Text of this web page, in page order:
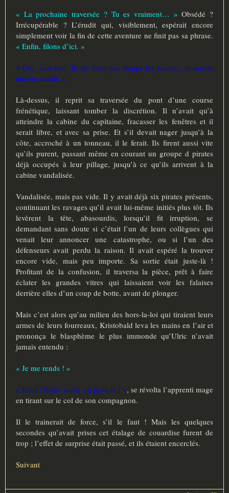
« La prochaine traversée ? Tu es vraiment… » Obsédé ?
Irrécupérable ? L’érudit qui, visiblement, espérait encore
simplement voir la fin de cette aventure ne finit pas sa phrase.
« Enfin, filons d’ici. »
« Oui, suis-moi. Ils ne t’ont pas frappé les jambes, tu sauras
encore courir. »
Là-dessus, il reprit sa traversée du pont d’une course
frénétique, laissant tomber la discrétion. Il n’avait qu’à
atteindre la cabine du capitaine, fracasser les fenêtres et il
serait libre, et avec sa prise. Et s’il devait nager jusqu’à la
côte, accroché à un tonneau, il le ferait. Ils firent aussi vite
qu’ils purent, passant même en courant un groupe d pirates
déjà occupés à leur pillage, jusqu’à ce qu’ils arrivent à la
cabine vandalisée.
Vandalisée, mais pas vide. Il y avait déjà six pirates présents,
continuant les ravages qu’il avait lui-même initiés plus tôt. Ils
levèrent la tête, abasourdis, lorsqu’il fit irruption, se
demandant sans doute si c’était l’un de leurs collègues qui
venait leur annoncer une catastrophe, ou si l’un des
défenseurs avait perdu la raison. Il avait espéré la trouver
encore vide, mais peu importe. Sa sortie était juste-là !
Profitant de la confusion, il traversa la pièce, prêt à faire
éclater les grandes vitres qui laissaient voir les falaises
derrière elles d’un coup de botte, avant de plonger.
Mais c’est alors qu’au milieu des hors-la-loi qui tiraient leurs
armes de leurs fourreaux, Kristobald leva les mains en l’air et
prononça le blasphème le plus immonde qu’Ulric n’avait
jamais entendu :
« Je me rends ! »
« Idiot ! Notre sortie est juste là ! », se révolta l’apprenti mage
en tirant sur le col de son compagnon.
Il le trainerait de force, s’il le faut ! Mais les quelques
secondes qu’avait prises cet étalage de couardise furent de
trop ; l’effet de surprise était passé, et ils étaient encerclés.
Suivant